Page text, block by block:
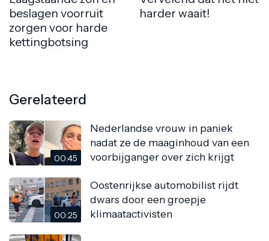
beslagen voorruit
zorgen voor harde
kettingbotsing
harder waait!
Gerelateerd
00:45
Nederlandse vrouw in paniek
nadat ze de maaginhoud van een
voorbijganger over zich krijgt
00:25
Oostenrijkse automobilist rijdt
dwars door een groepje
klimaatactivisten